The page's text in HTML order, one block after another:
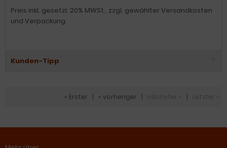
Preis inkl. gesetzl. 20% MWSt., zzgl. gewählter Versandkosten
und Verpackung.
Kunden-Tipp
« Erster « vorheriger